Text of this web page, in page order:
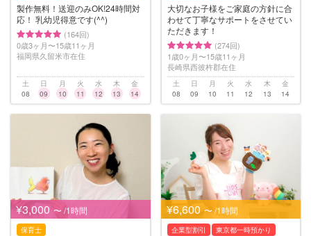
製作無料！送迎のみOK!24時間対
応！ 乳幼児得意です(^^)
(164回)
0歳3ヶ月〜15歳11ヶ月
福岡県久留米市在住
土
08
日
09
月
10
火
11
水
12
木
13
金
14
大切なお子様をご家庭の方針に合
わせて丁寧なサポートをさせてい
ただきます！
(274回)
1歳0ヶ月〜15歳11ヶ月
長崎県西彼杵郡在住
土
08
日
09
月
10
火
11
水
12
木
13
金
14
¥3,000 〜 /1時間
保育士
¥6,600 〜 /1時間
企業型割引
東京都一時預かり